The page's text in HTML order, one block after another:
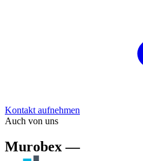
Kontakt aufnehmen
Auch von uns
Murobex —